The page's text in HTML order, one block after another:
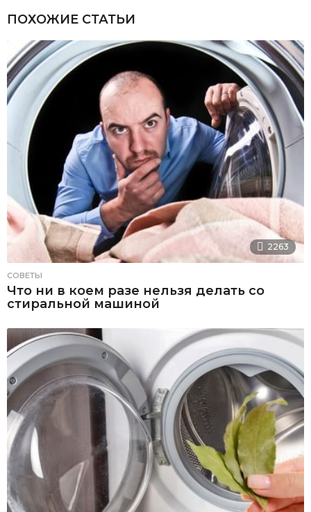
ПОХОЖИЕ СТАТЬИ
2263
СОВЕТЫ
Что ни в коем разе нельзя делать со
стиральной машиной